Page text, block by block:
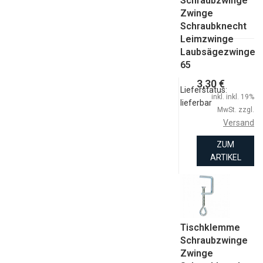
Zwinge
Schraubknecht
Leimzwinge
Laubsägezwinge
65
Lieferstatus:
lieferbar
3,30 €
inkl. inkl. 19%
MwSt. zzgl.
Versand
ZUM
ARTIKEL
Tischklemme
Schraubzwinge
Zwinge